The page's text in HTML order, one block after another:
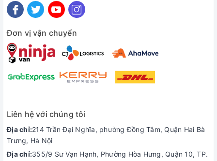
90.7%. Tuy nhiên, nó vẫn thấp hơn một chút so với Alienware
M15 R4.
Tuy nhiên, một trong những điểm yếu khiến chiếc laptop
gaming này chưa ghi được điểm tuyệt đối đó chính là độ
Đơn vị vận chuyển
Liên hệ với chúng tôi
Địa chỉ:214 Trần Đại Nghĩa, phường Đồng Tâm, Quận Hai Bà
Trưng, Hà Nội
Địa chỉ:355/9 Sư Vạn Hạnh, Phường Hòa Hưng, Quận 10, TP.